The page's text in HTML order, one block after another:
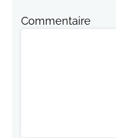
Commentaire